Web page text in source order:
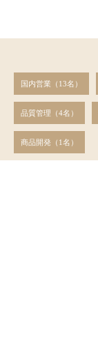
国内営業 （13名）
品質管理 （4名）
商品開発 （1名）